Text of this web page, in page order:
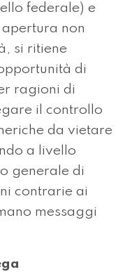
federale) e
non
si ritiene
di
ragioni di
il controllo
da vietare
a livello
generale di
contrarie ai
messaggi